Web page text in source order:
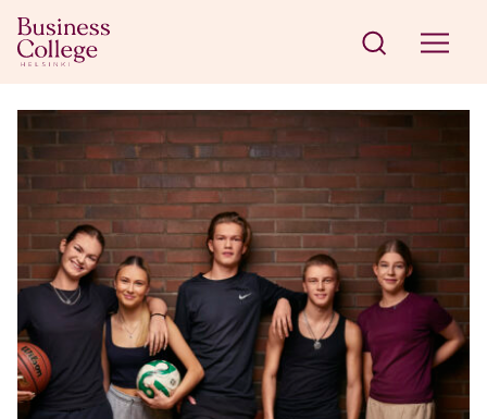
Siirry sisältöön
Business College Helsinki